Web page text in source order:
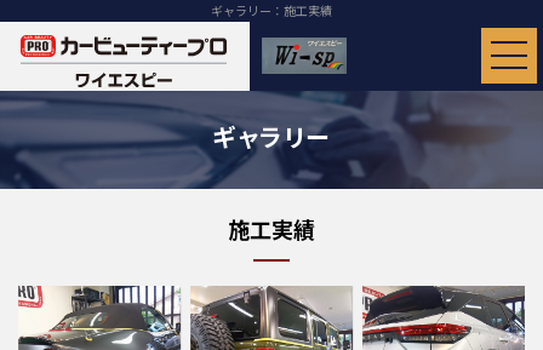
ギャラリー：施工実績
ギャラリー
施工実績